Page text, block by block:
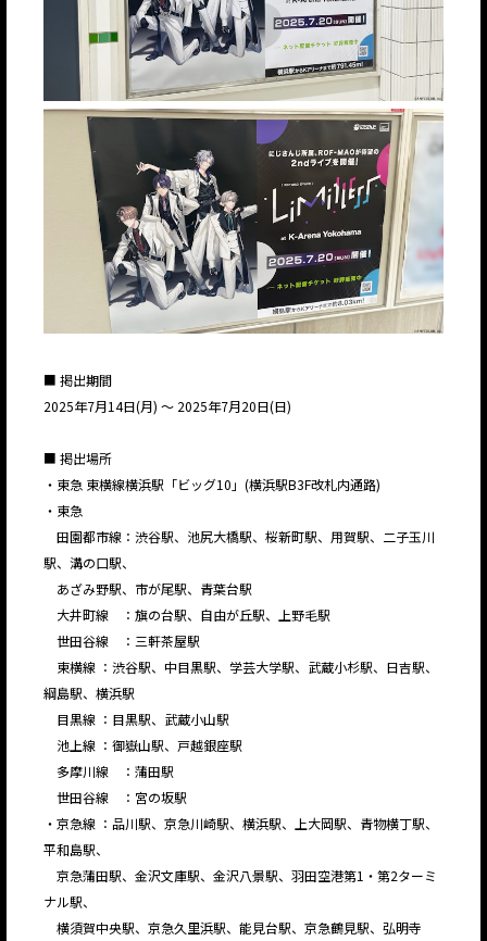
■ 掲出期間
2025年7月14日(月) ～ 2025年7月20日(日)
■ 掲出場所
・東急 東横線横浜駅「ビッグ10」(横浜駅B3F改札内通路)
・東急
田園都市線：渋谷駅、池尻大橋駅、桜新町駅、用賀駅、二子玉川
駅、溝の口駅、
あざみ野駅、市が尾駅、青葉台駅
大井町線 ：旗の台駅、自由が丘駅、上野毛駅
世田谷線 ：三軒茶屋駅
東横線 ：渋谷駅、中目黒駅、学芸大学駅、武蔵小杉駅、日吉駅、
綱島駅、横浜駅
目黒線 ：目黒駅、武蔵小山駅
池上線 ：御嶽山駅、戸越銀座駅
多摩川線 ：蒲田駅
世田谷線 ：宮の坂駅
・京急線 ：品川駅、京急川崎駅、横浜駅、上大岡駅、青物横丁駅、
平和島駅、
京急蒲田駅、金沢文庫駅、金沢八景駅、羽田空港第1・第2ターミ
ナル駅、
横須賀中央駅、京急久里浜駅、能見台駅、京急鶴見駅、弘明寺